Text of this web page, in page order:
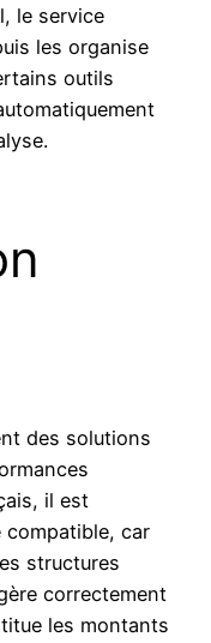
le service
les organise
outils
des solutions
il est
car
structures
correctement
les montants